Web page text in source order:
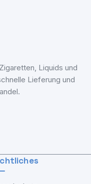
Liquids und
Lieferung und